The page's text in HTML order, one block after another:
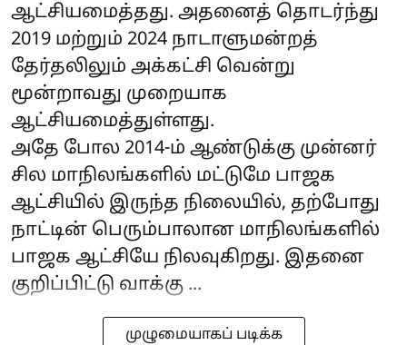
ஆட்சியமைத்தது. அதனைத் தொடர்ந்து
2019 மற்றும் 2024 நாடாளுமன்றத்
தேர்தலிலும் அக்கட்சி வென்று
மூன்றாவது முறையாக
ஆட்சியமைத்துள்ளது.
அதே போல 2014-ம் ஆண்டுக்கு முன்னர்
சில மாநிலங்களில் மட்டுமே பாஜக
ஆட்சியில் இருந்த நிலையில், தற்போது
நாட்டின் பெரும்பாலான மாநிலங்களில்
பாஜக ஆட்சியே நிலவுகிறது. இதனை
குறிப்பிட்டு வாக்கு ...
முழுமையாகப் படிக்க